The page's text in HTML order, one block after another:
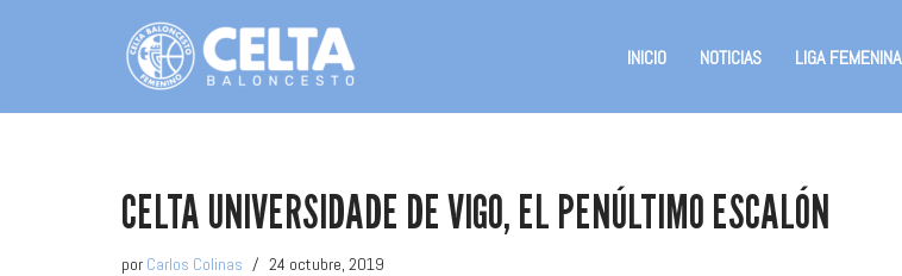
INICIO NOTICIAS LIGA FEMENINA
CELTA UNIVERSIDADE DE VIGO, EL PENÚLTIMO ESCALÓN
por Carlos Colinas 24 octubre, 2019